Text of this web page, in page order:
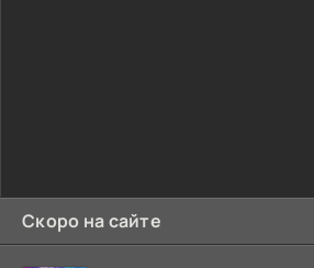
Скоро на сайте